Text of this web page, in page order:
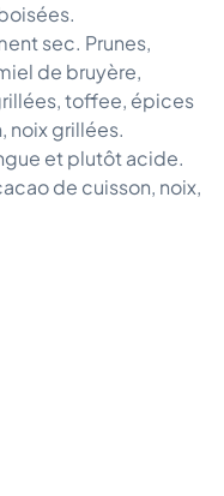
sec. Prunes,
de bruyère,
toffee, épices
noix grillées.
et plutôt acide.
de cuisson, noix,